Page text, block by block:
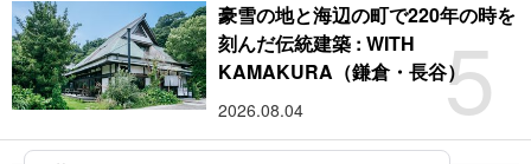
5
豪雪の地と海辺の町で220年の時を
刻んだ伝統建築 : WITH
KAMAKURA（鎌倉・長谷）
2026.08.04